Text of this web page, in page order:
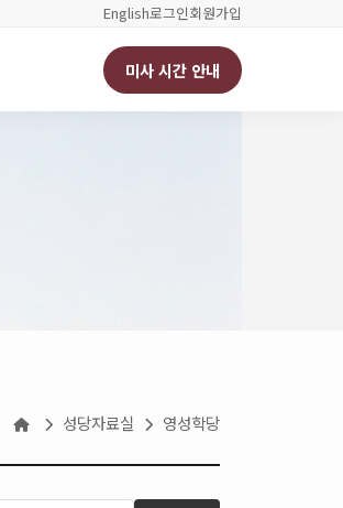
English로그인회원가입
미사 시간 안내
성당자료실 영성학당